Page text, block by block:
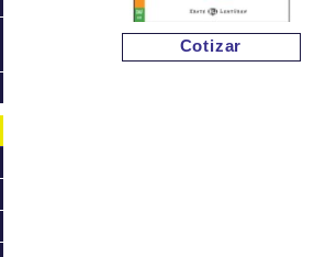
Cotizar